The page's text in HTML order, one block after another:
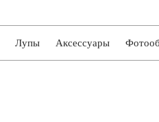
Лупы Аксессуары